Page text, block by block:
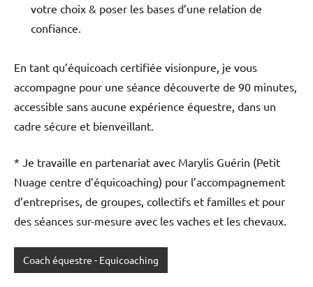
votre choix & poser les bases d’une relation de
confiance.
En tant qu’équicoach certifiée visionpure, je vous
accompagne pour une séance découverte de 90 minutes,
accessible sans aucune expérience équestre, dans un
cadre sécure et bienveillant.
* Je travaille en partenariat avec Marylis Guérin (Petit
Nuage centre d’équicoaching) pour l’accompagnement
d’entreprises, de groupes, collectifs et familles et pour
des séances sur-mesure avec les vaches et les chevaux.
Coach équestre - Equicoaching